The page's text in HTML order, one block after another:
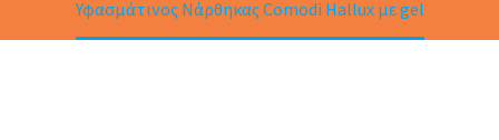
Υφασμάτινος Νάρθηκας Comodi Hallux με gel